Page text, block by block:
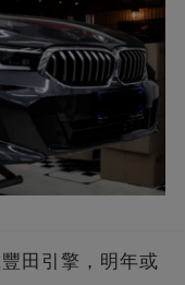
田引擎，明年或